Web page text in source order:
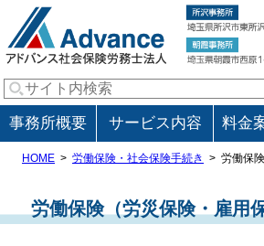
事務所概要 サービス内容 料金
HOME 労働保険・社会保険手続き 労働保
労働保険（労災保険・雇用